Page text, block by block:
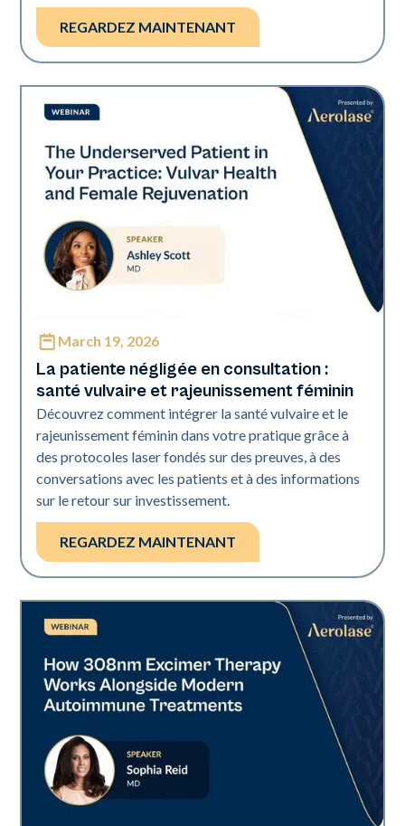
REGARDEZ MAINTENANT
Neo Elite
March 19, 2026
La patiente négligée en consultation :
santé vulvaire et rajeunissement féminin
Découvrez comment intégrer la santé vulvaire et le
rajeunissement féminin dans votre pratique grâce à
des protocoles laser fondés sur des preuves, à des
conversations avec les patients et à des informations
sur le retour sur investissement.
REGARDEZ MAINTENANT